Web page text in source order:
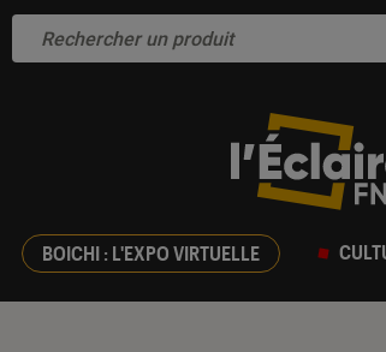
BOICHI : L'EXPO VIRTUELLE